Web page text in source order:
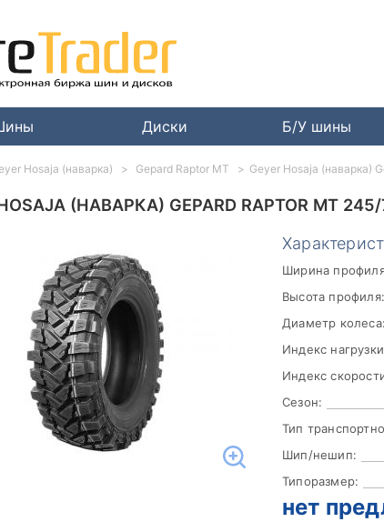
Диски Б/У шины
(НАВАРКА) GEPARD RAPTOR MT 245/
Ширина
Высота профиля:
Диаметр колеса:
Индекс
Индекс
Сезон:
Тип
Шип/нешип:
Типоразмер:
нет
Hosaja (наварка) Gepard Raptor MT Geyer Hosaja (наварка)